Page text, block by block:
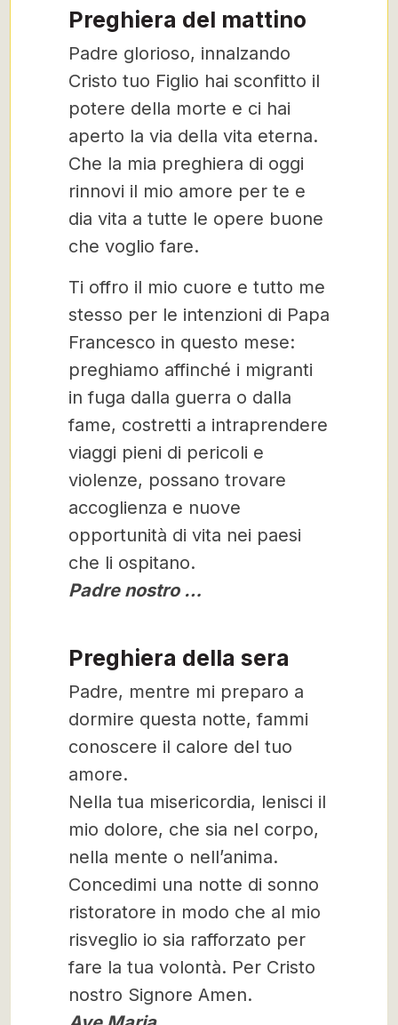
Preghiera del mattino
Padre glorioso, innalzando
Cristo tuo Figlio hai sconfitto il
potere della morte e ci hai
aperto la via della vita eterna.
Che la mia preghiera di oggi
rinnovi il mio amore per te e
dia vita a tutte le opere buone
che voglio fare.
Ti offro il mio cuore e tutto me
stesso per le intenzioni di Papa
Francesco in questo mese:
preghiamo affinché i migranti
in fuga dalla guerra o dalla
fame, costretti a intraprendere
viaggi pieni di pericoli e
violenze, possano trovare
accoglienza e nuove
opportunità di vita nei paesi
che li ospitano.
Padre nostro …
Preghiera della sera
Padre, mentre mi preparo a
dormire questa notte, fammi
conoscere il calore del tuo
amore.
Nella tua misericordia, lenisci il
mio dolore, che sia nel corpo,
nella mente o nell’anima.
Concedimi una notte di sonno
ristoratore in modo che al mio
risveglio io sia rafforzato per
fare la tua volontà. Per Cristo
nostro Signore Amen.